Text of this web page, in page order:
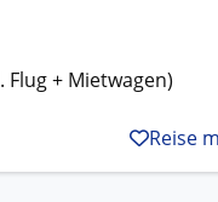
+ Mietwagen)
Reise